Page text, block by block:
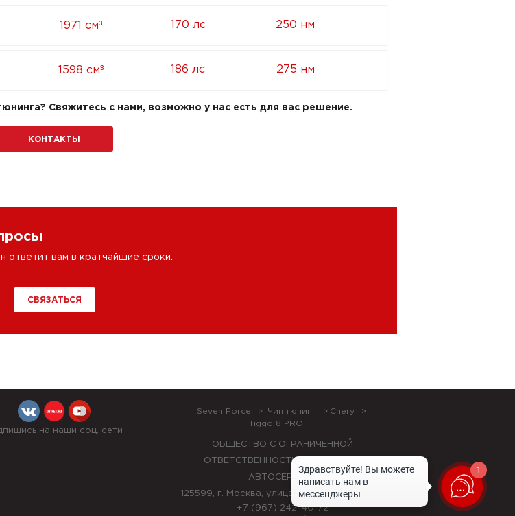
1971 см³ 170 лс 250 нм
1598 см³ 186 лс 275 нм
Свяжитесь с нами, возможно у нас есть для вас решение.
КОНТАКТЫ
вам в кратчайшие сроки.
СВЯЗАТЬСЯ
на наши соц. сети
Seven Force Чип тюнинг
Chery
Tiggo 8 PRO
ОБЩЕСТВО С ОГРАНИЧЕННОЙ
ОТВЕТСТВЕННОСТЬЮ "ЛОК БОКС
АВТОСЕРВИС",
125599, г. Москва, улица Красная Сосна, 24
+7 (967) 242-40-72
1